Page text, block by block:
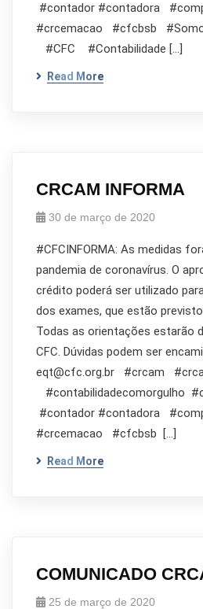
#contador #contadora
#crcemacao #cfcbsb
#CFC #Contabilidade […]
Read More
CRCAM INFORMA
30 de março de 2020
#CFCINFORMA: As medidas
pandemia de coronavírus. O
crédito poderá ser utilizado
dos exames, que estão
Todas as orientações estarão
CFC. Dúvidas podem ser
eqt@cfc.org.br #crcam
#contabilidadecomorgulho
#contador #contadora
#crcemacao #cfcbsb […]
Read More
COMUNICADO
25 de março de 2020